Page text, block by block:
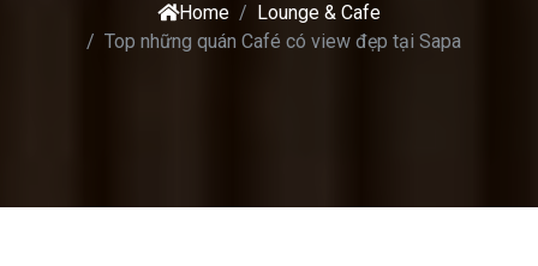
Home
Lounge & Cafe
Top những quán Café có view đẹp tại Sapa